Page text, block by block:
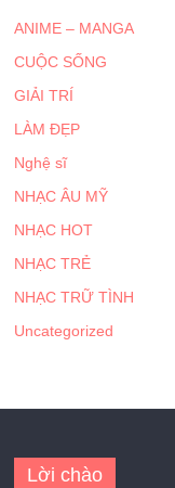
ANIME – MANGA
CUỘC SỐNG
GIẢI TRÍ
LÀM ĐẸP
Nghệ sĩ
NHẠC ÂU MỸ
NHẠC HOT
NHẠC TRẺ
NHẠC TRỮ TÌNH
Uncategorized
Lời chào